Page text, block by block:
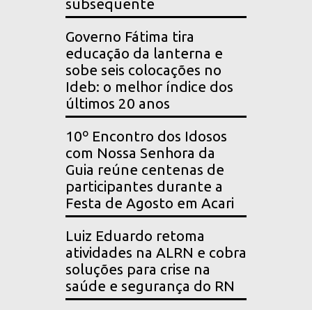
subsequente
Governo Fátima tira
educação da lanterna e
sobe seis colocações no
Ideb: o melhor índice dos
últimos 20 anos
10º Encontro dos Idosos
com Nossa Senhora da
Guia reúne centenas de
participantes durante a
Festa de Agosto em Acari
Luiz Eduardo retoma
atividades na ALRN e cobra
soluções para crise na
saúde e segurança do RN